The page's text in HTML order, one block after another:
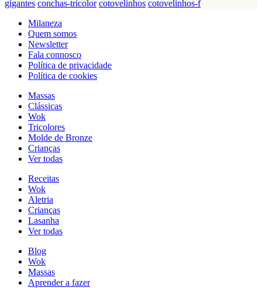
gigantes conchas-tricolor cotovelinhos cotovelinhos-f
Milaneza
Quem somos
Newsletter
Fala connosco
Política de privacidade
Política de cookies
Massas
Clássicas
Wok
Tricolores
Molde de Bronze
Crianças
Ver todas
Receitas
Wok
Aletria
Crianças
Lasanha
Ver todas
Blog
Wok
Massas
Aprender a fazer